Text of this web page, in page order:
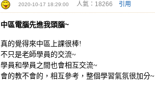
2020-10-17 18:29:00 人氣：18266 引用
中區電腦先進我頭腦~
真的覺得來中區上課很棒!
不只是老師學員的交流~
學員和學員之間也會相互交流~
會的教不會的，相互參考，整個學習氣氛很加分~